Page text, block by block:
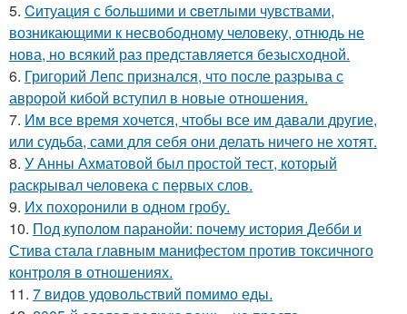
5. Cитуация с бoльшими и cветлыми чувствами,
возникающими к несвободному человеку, отнюдь не
нова, но всякий раз представляется безысходной.
6. Григорий Лепс признался, что после разрыва с
авророй кибой вступил в новые отношения.
7. Им все время хочется, чтобы все им давали другие,
или судьба, сами для себя они делать ничего не хотят.
8. У Анны Ахматовой был простой тест, который
раскрывал человека с первых слов.
9. Их похоронили в одном гробу.
10. Под куполом паранойи: почему история Дебби и
Стива стала главным манифестом против токсичного
контроля в отношениях.
11. 7 видов удовольствий помимо еды.